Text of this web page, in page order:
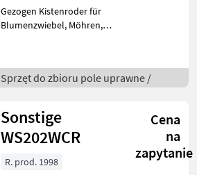
Gezogen Kistenroder für
Blumenzwiebel, Möhren,
Schneidmesser 120 cm
BreitWeb breite 130
Sprzęt do zbioru pole uprawne /
Sonstige
WS202WCR
Cena
na
zapytanie
R. prod. 1998